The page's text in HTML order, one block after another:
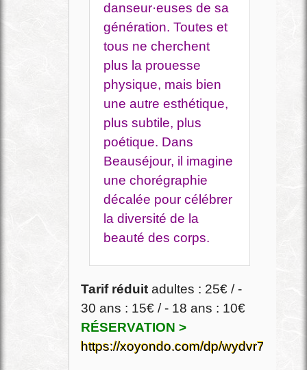
danseur·euses de sa
génération. Toutes et
tous ne cherchent
plus la prouesse
physique, mais bien
une autre esthétique,
plus subtile, plus
poétique. Dans
Beauséjour, il imagine
une chorégraphie
décalée pour célébrer
la diversité de la
beauté des corps.
Tarif réduitadultes : 25€ / -
30 ans : 15€ / - 18 ans : 10€
RÉSERVATION >
https://xoyondo.com/dp/